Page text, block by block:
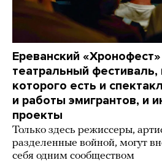
Ереванский
театральный
которого есть и
и работы эмигрантов, и
проекты
Только здесь режиссеры,
разделенные войной, могут
себя одним сообществом